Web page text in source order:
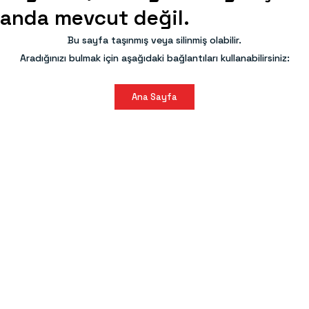
anda mevcut değil.
Bu sayfa taşınmış veya silinmiş olabilir.
Aradığınızı bulmak için aşağıdaki bağlantıları kullanabilirsiniz:
Ana Sayfa